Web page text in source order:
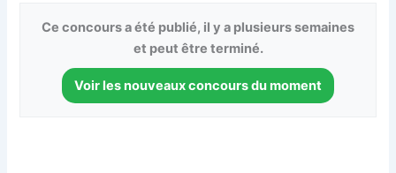
Ce concours a été publié, il y a plusieurs semaines
et peut être terminé.
Voir les nouveaux concours du moment